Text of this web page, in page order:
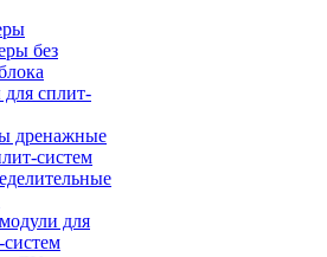
без
сплит-
дренажные
систем
для